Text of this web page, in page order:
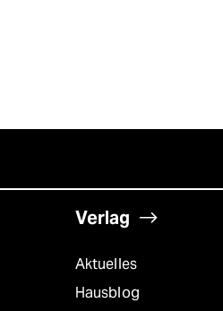
Verlag
Aktuelles
Hausblog